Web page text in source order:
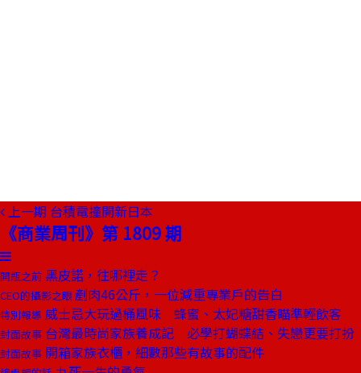
上一期 台積電撞開新日本
《商業周刊》第 1809 期
開瓶之前 黑皮諾，往哪裡走？
CEO的攝影之眼 剷肉46公斤，一位減重專業戶的告白
特別報導 威士忌大玩過桶風味 蜂蜜、太妃糖甜香瞄準輕飲客
封面故事 台灣最時尚家族養成記 必學打蝴蝶結、失戀更要打扮
封面故事 開箱家族衣櫃，細數那些有故事的配件